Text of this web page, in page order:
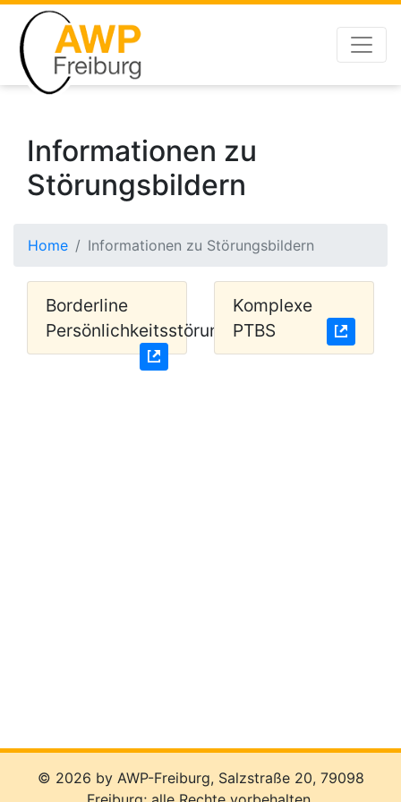
Informationen zu
Störungsbildern
Home Informationen zu Störungsbildern
Borderline
Persönlichkeitsstörung
Komplexe
PTBS
© 2026 by AWP-Freiburg, Salzstraße 20, 79098